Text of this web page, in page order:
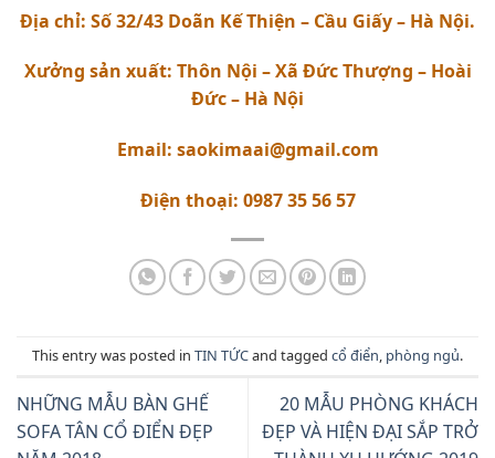
Địa chỉ: Số 32/43 Doãn Kế Thiện – Cầu Giấy – Hà Nội.
Xưởng sản xuất: Thôn Nội – Xã Đức Thượng – Hoài
Đức – Hà Nội
Email: saokimaai@gmail.com
Điện thoại: 0987 35 56 57
This entry was posted in TIN TỨCand tagged cổ điển, phòng ngủ.
NHỮNG MẪU BÀN GHẾ
SOFA TÂN CỔ ĐIỂN ĐẸP
20 MẪU PHÒNG KHÁCH
ĐẸP VÀ HIỆN ĐẠI SẮP TRỞ